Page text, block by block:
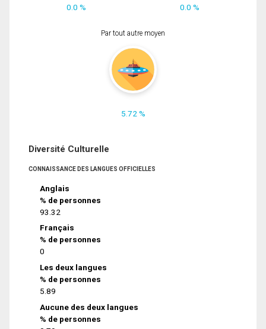
0.0 % 0.0 %
Par tout autre moyen
5.72 %
Diversité Culturelle
CONNAISSANCE DES LANGUES OFFICIELLES
Anglais
% de personnes
93.32
Français
% de personnes
0
Les deux langues
% de personnes
5.89
Aucune des deux langues
% de personnes